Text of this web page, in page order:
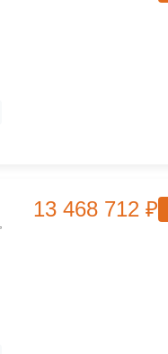
13 468 712 ₽